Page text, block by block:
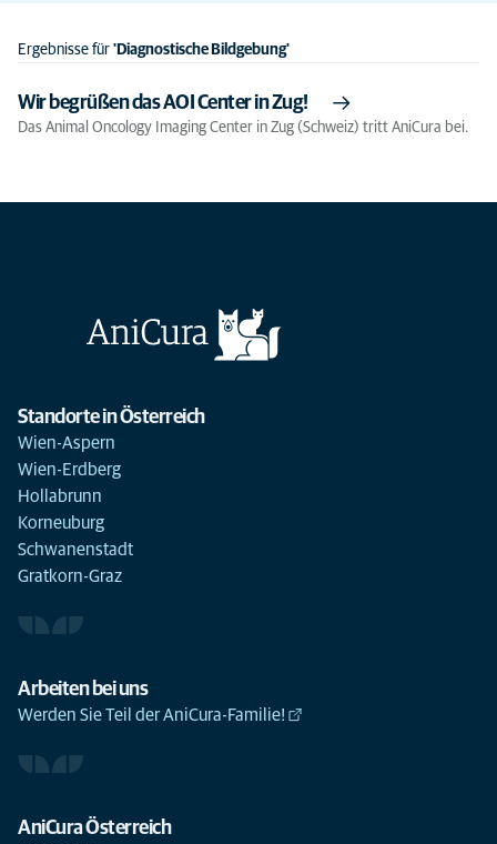
Ergebnisse für 'Diagnostische Bildgebung'
Wir begrüßen das AOI Center in Zug!
Das Animal Oncology Imaging Center in Zug (Schweiz) tritt AniCura bei.
Standorte in Österreich
Wien-Aspern
Wien-Erdberg
Hollabrunn
Korneuburg
Schwanenstadt
Gratkorn-Graz
Arbeiten bei uns
Werden Sie Teil der AniCura-Familie!
AniCura Österreich